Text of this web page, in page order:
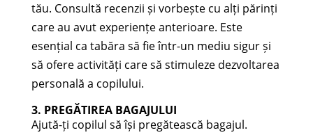
tău. Consultă recenzii și vorbește cu alți părinți
care au avut experiențe anterioare. Este
esențial ca tabăra să fie într-un mediu sigur și
să ofere activități care să stimuleze dezvoltarea
personală a copilului.
3. PREGĂTIREA BAGAJULUI
Ajută-ți copilul să își pregătească bagajul.